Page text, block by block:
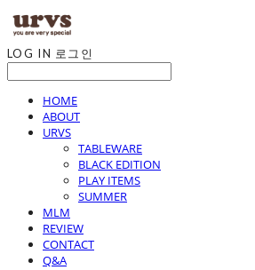
LOG IN 로그인
HOME
ABOUT
URVS
TABLEWARE
BLACK EDITION
PLAY ITEMS
SUMMER
MLM
REVIEW
CONTACT
Q&A